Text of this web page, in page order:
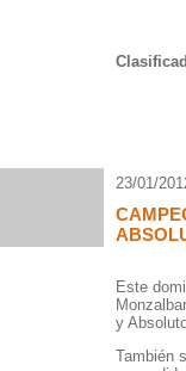
23/01/
Este
y
También